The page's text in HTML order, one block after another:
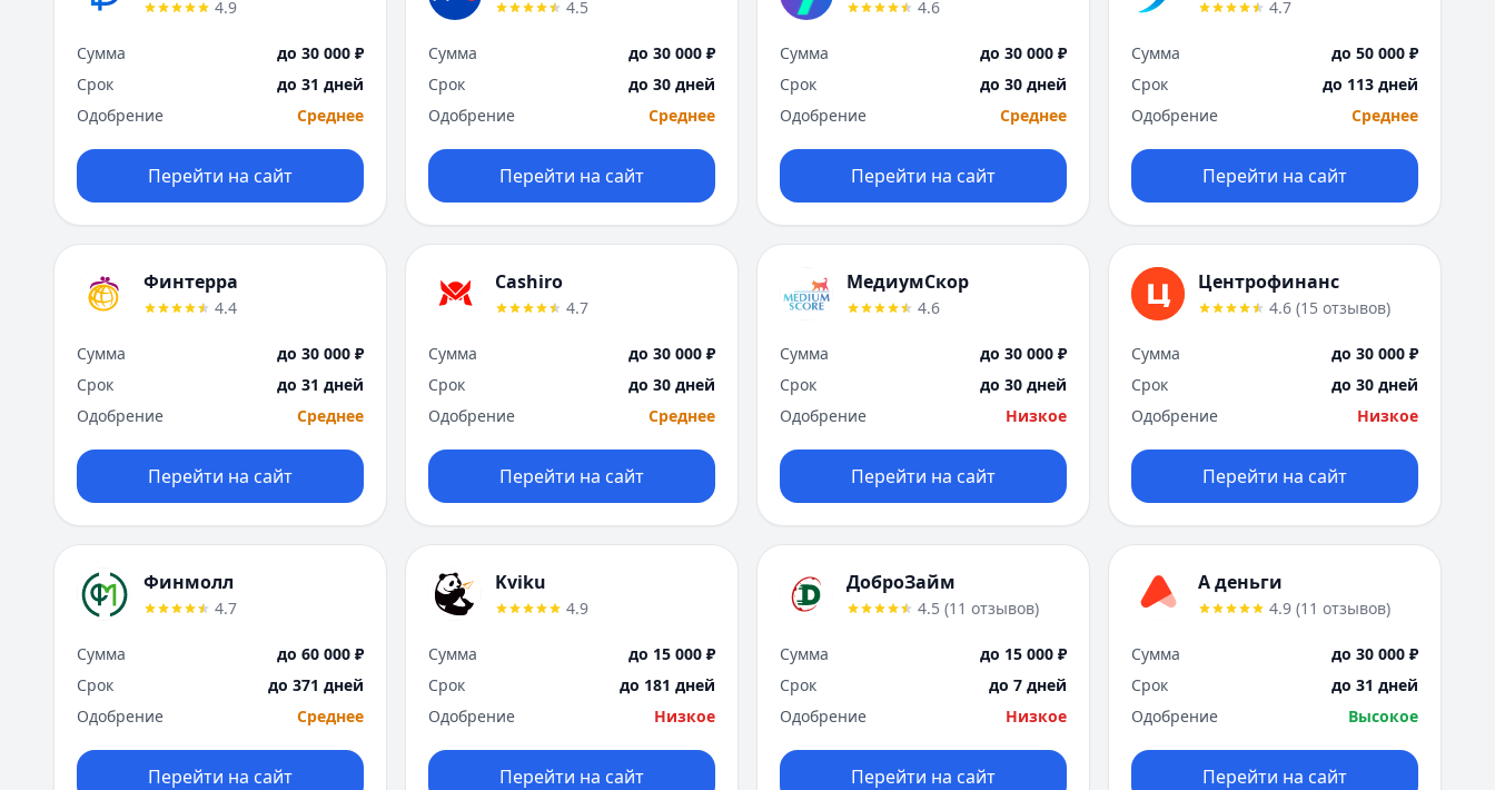
Т
Тюмень
У
Ульяновск
Уфа
Хабаровск
Ч
Вся Россия
4.9
Сумма
до 30 000 ₽
Срок
до 31 дней
Одобрение
Среднее
Перейти на сайт
4.5
Сумма
до 30 000 ₽
Срок
до 30 дней
Одобрение
Среднее
Перейти на сайт
4.6
Сумма
до 30 000 ₽
Срок
до 30 дней
Одобрение
Среднее
Перейти на сайт
4.7
Сумма
до 50 000 ₽
Срок
до 113 дней
Одобрение
Среднее
Перейти на сайт
Финтерра
4.4
Сумма
до 30 000 ₽
Срок
до 31 дней
Одобрение
Среднее
Перейти на сайт
Cashiro
4.7
Сумма
до 30 000 ₽
Срок
до 30 дней
Одобрение
Среднее
Перейти на сайт
МедиумСкор
4.6
Сумма
до 30 000 ₽
Срок
до 30 дней
Одобрение
Низкое
Перейти на сайт
Центрофинанс
4.6 (15 отзывов)
Сумма
до 30 000 ₽
Срок
до 30 дней
Одобрение
Низкое
Перейти на сайт
Финмолл
4.7
Сумма
до 60 000 ₽
Срок
до 371 дней
Одобрение
Среднее
Перейти на сайт
Kviku
4.9
Сумма
до 15 000 ₽
Срок
до 181 дней
Одобрение
Низкое
Перейти на сайт
ДоброЗайм
4.5 (11 отзывов)
Сумма
до 15 000 ₽
Срок
до 7 дней
Одобрение
Низкое
Перейти на сайт
А деньги
4.9 (11 отзывов)
Сумма
до 30 000 ₽
Срок
до 31 дней
Одобрение
Высокое
Перейти на сайт